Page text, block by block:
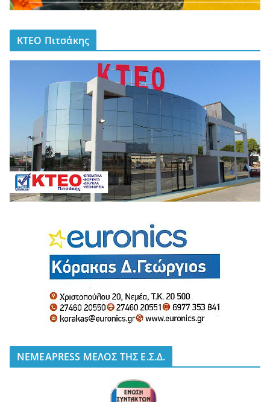
ΚΤΕΟ Πιτσάκης
NEMEAPRESS ΜΕΛΟΣ ΤΗΣ Ε.Σ.Δ.